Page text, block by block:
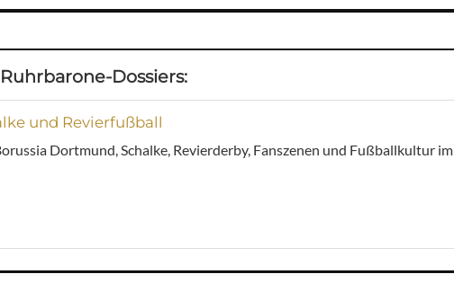
Dossiers:
und Revierfußball
Dortmund, Schalke, Revierderby, Fanszenen und Fußballkultur im